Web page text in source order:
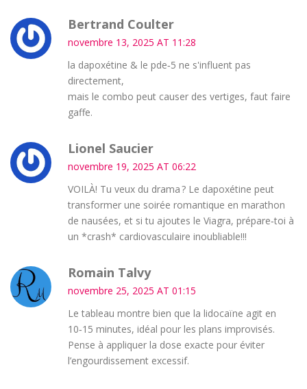
Bertrand Coulter
novembre 13, 2025 AT 11:28
la dapoxétine & le pde‑5 ne s'influent pas
directement,
mais le combo peut causer des vertiges, faut faire
gaffe.
Lionel Saucier
novembre 19, 2025 AT 06:22
VOILÀ! Tu veux du drama ? Le dapoxétine peut
transformer une soirée romantique en marathon
de nausées, et si tu ajoutes le Viagra, prépare‑toi à
un *crash* cardiovasculaire inoubliable!!!
Romain Talvy
novembre 25, 2025 AT 01:15
Le tableau montre bien que la lidocaïne agit en
10‑15 minutes, idéal pour les plans improvisés.
Pense à appliquer la dose exacte pour éviter
l’engourdissement excessif.